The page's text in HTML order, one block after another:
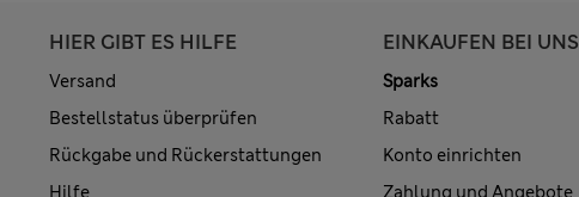
HIER GIBT ES HILFE
Versand
Bestellstatus überprüfen
Rückgabe und Rückerstattungen
Hilfe
EINKAUFEN BEI UNS
Sparks
Rabatt
Konto einrichten
Zahlung und Angebote